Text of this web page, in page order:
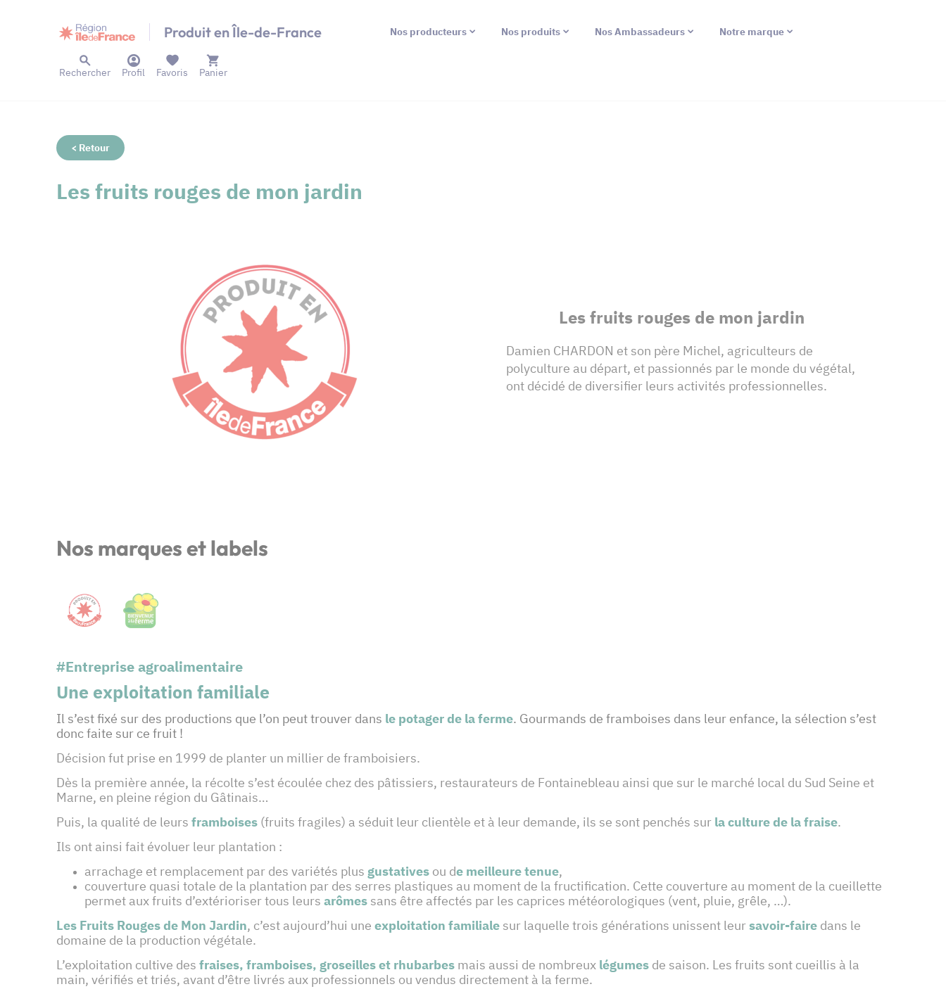
Produit en Île-de-France Nos producteurs Nos produits Nos Ambassadeurs Notre marque
Rechercher Profil Panier
Favoris
< Retour
Les fruits rouges de mon jardin
Les fruits rouges de mon jardin
Damien CHARDON et son père Michel, agriculteurs de
polyculture au départ, et passionnés par le monde du végétal,
ont décidé de diversifier leurs activités professionnelles.
Nos marques et labels
#Entreprise agroalimentaire
Une exploitation familiale
Il s’est fixé sur des productions que l’on peut trouver dans le potager de la ferme. Gourmands de framboises dans leur enfance, la sélection s’est
donc faite sur ce fruit !
Décision fut prise en 1999 de planter un millier de framboisiers.
Dès la première année, la récolte s’est écoulée chez des pâtissiers, restaurateurs de Fontainebleau ainsi que sur le marché local du Sud Seine et
Marne, en pleine région du Gâtinais…
Puis, la qualité de leurs framboises (fruits fragiles) a séduit leur clientèle et à leur demande, ils se sont penchés sur la culture de la fraise.
Ils ont ainsi fait évoluer leur plantation :
arrachage et remplacement par des variétés plus gustatives ou de meilleure tenue,
couverture quasi totale de la plantation par des serres plastiques au moment de la fructification. Cette couverture au moment de la cueillette
permet aux fruits d’extérioriser tous leurs arômes sans être affectés par les caprices météorologiques (vent, pluie, grêle, …).
Les Fruits Rouges de Mon Jardin, c’est aujourd’hui une exploitation familiale sur laquelle trois générations unissent leursavoir-faire dans le
domaine de la production végétale.
L’exploitation cultive des fraises, framboises, groseilles et rhubarbes mais aussi de nombreux légumes de saison. Les fruits sont cueillis à la
main, vérifiés et triés, avant d’être livrés aux professionnels ou vendus directement à la ferme.